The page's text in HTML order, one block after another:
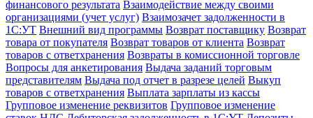
финансового результата Взаимодействие между своими
организациями (учет услуг) Взаимозачет задолженности в
1С:УТ Внешний вид программы Возврат поставщику Возврат
товара от покупателя Возврат товаров от клиента Возврат
товаров с ответхранения Возвраты в комиссионной торговле
Вопросы для анкетирования Выдача заданий торговым
представителям Выдача под отчет в разрезе целей Выкуп
товаров с ответхранения Выплата зарплаты из кассы
Групповое изменение реквизитов Групповое изменение